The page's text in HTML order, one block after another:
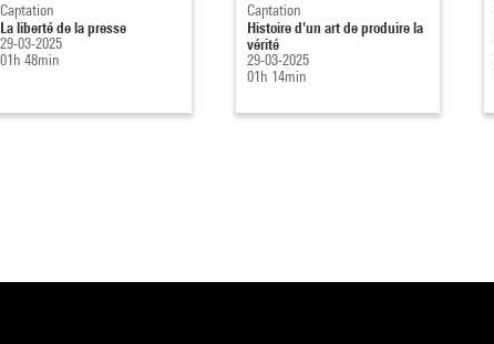
Captation
La liberté de la presse
29-03-2025
01h 48min
Captation
Histoire d'un art de produire la
vérité
29-03-2025
01h 14min